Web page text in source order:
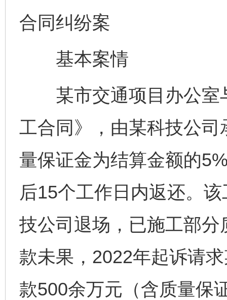
合同纠纷案
基本案情
某市交通项目办公室
工合同》，由某科技公
量保证金为结算金额的
后15个工作日内返还。
技公司退场，已施工部
款未果，2022年起诉请
款500余万元（含质量保